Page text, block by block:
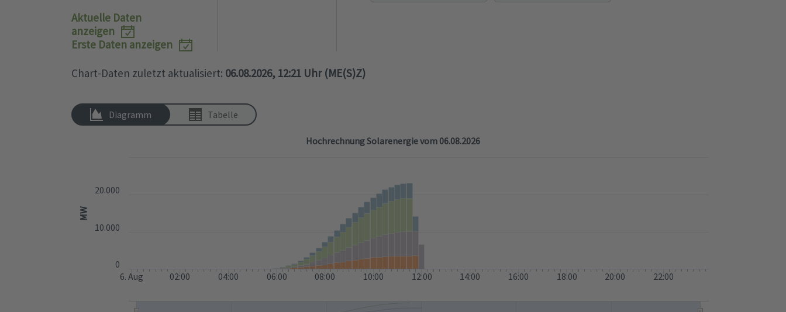
popup.
Aktuelle Daten
anzeigen
Erste Daten anzeigen
Chart-Daten zuletzt aktualisiert: 06.08.2026, 12:21 Uhr (ME(S)Z)
Diagramm Tabelle
MW
Hochrechnung Solarenergie vom 06.08.2026
6. Aug 02:00 04:00 06:00 08:00 10:00 12:00 14:00 16:00 18:00 20:00 22:00
0
10.000
20.000